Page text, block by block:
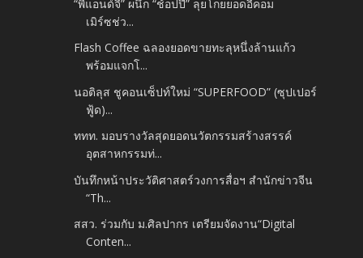
“พีแอนด์จี” ผนึก “ช้อปปี้” ลุยโกยยอดอีคอม
เมิร์ซช่ว...
Flash Coffee ฉลองยอดขายทะลุหนึ่งล้านแก้ว
พร้อมแจกโ...
นอติลุส ชูคอนเซ็ปท์ใหม่ “SUPERFOOD” (ซุปเปอร์
ฟู้ด)...
ททท. มอบรางวัลสุดยอดนวัตกรรมสร้างสรรค์
อุตสาหกรรมท่...
บันทึกหน้าประวัติศาสตร์วงการสื่อฯ สำนักข่าวจีน
“Th...
สสว. ร่วมกับ ม.ศิลปากร เตรียมจัดงาน“Digital
Conten...